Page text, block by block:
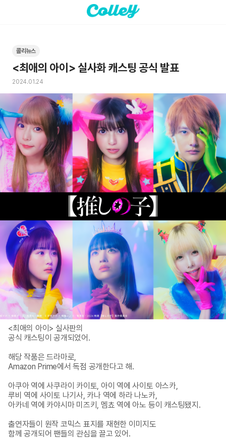
콜리뉴스
<최애의 아이> 실사화 캐스팅 공식 발표
2024.01.24
<최애의 아이> 실사판의
공식 캐스팅이 공개되었어.
해당 작품은 드라마로,
Amazon Prime에서 독점 공개한다고 해.
아쿠아 역에 사쿠라이 카이토, 아이 역에 사이토 아스카,
루비 역에 사이토 나기사, 카나 역에 하라 나노카,
아카네 역에 카야시마 미즈키, 멤쵸 역에 아노 등이 캐스팅됐지.
출연자들이 원작 코믹스 표지를 재현한 이미지도
함께 공개되어 팬들의 관심을 끌고 있어.